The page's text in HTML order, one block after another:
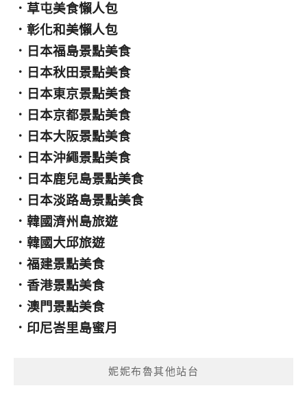
． 草屯美食懶人包
． 彰化和美懶人包
． 日本福島景點美食
． 日本秋田景點美食
． 日本東京景點美食
． 日本京都景點美食
． 日本大阪景點美食
． 日本沖繩景點美食
． 日本鹿兒島景點美食
． 日本淡路島景點美食
． 韓國濟州島旅遊
． 韓國大邱旅遊
． 福建景點美食
． 香港景點美食
． 澳門景點美食
． 印尼峇里島蜜月
妮妮布魯其他站台